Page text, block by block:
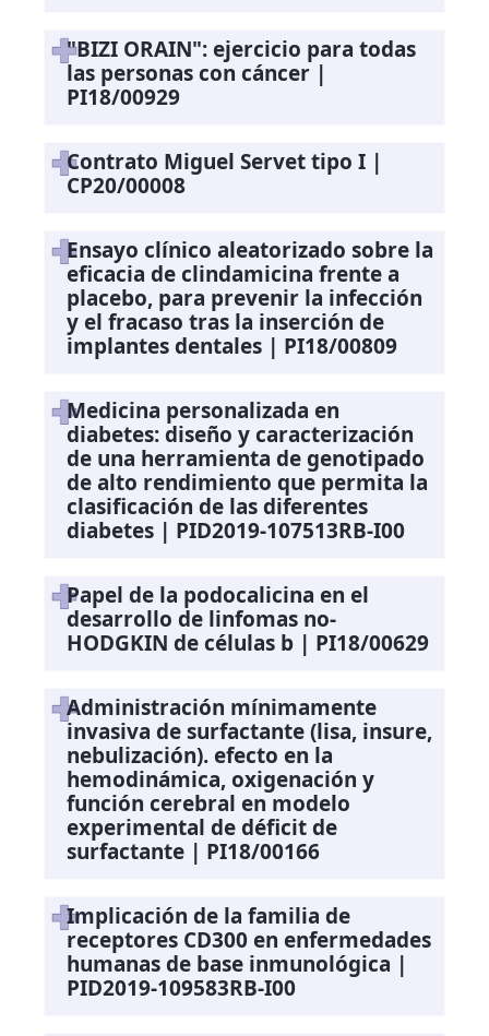
"BIZI ORAIN": ejercicio para todas
las personas con cáncer |
PI18/00929
Contrato Miguel Servet tipo I |
CP20/00008
Ensayo clínico aleatorizado sobre la
eficacia de clindamicina frente a
placebo, para prevenir la infección
y el fracaso tras la inserción de
implantes dentales | PI18/00809
Medicina personalizada en
diabetes: diseño y caracterización
de una herramienta de genotipado
de alto rendimiento que permita la
clasificación de las diferentes
diabetes | PID2019-107513RB-I00
Papel de la podocalicina en el
desarrollo de linfomas no-
HODGKIN de células b | PI18/00629
Administración mínimamente
invasiva de surfactante (lisa, insure,
nebulización). efecto en la
hemodinámica, oxigenación y
función cerebral en modelo
experimental de déficit de
surfactante | PI18/00166
Implicación de la familia de
receptores CD300 en enfermedades
humanas de base inmunológica |
PID2019-109583RB-I00